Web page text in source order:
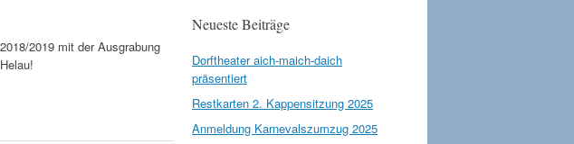
2019 mit der Ausgrabung
Neueste Beiträge
Dorftheater aich-maich-daich
präsentiert
Restkarten 2. Kappensitzung 2025
Anmeldung Karnevalszumzug 2025